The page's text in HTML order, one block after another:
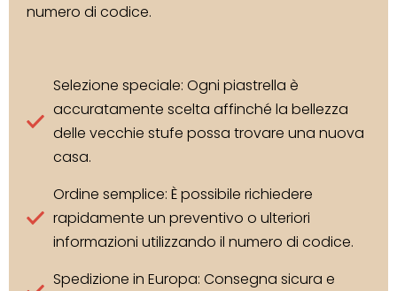
numero di codice.
Selezione speciale: Ogni piastrella è
accuratamente scelta affinché la bellezza
delle vecchie stufe possa trovare una nuova
casa.
Ordine semplice: È possibile richiedere
rapidamente un preventivo o ulteriori
informazioni utilizzando il numero di codice.
Spedizione in Europa: Consegna sicura e